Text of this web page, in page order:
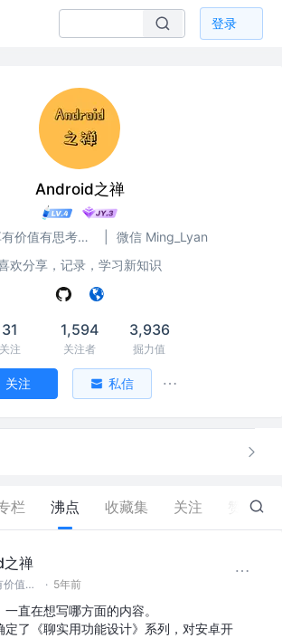
登录
Android之禅
和你分享有价值有思考的技术文章
微信 Ming_Lyan
欢分享，记录，学习新知识
31
关注
1,594
关注者
3,936
掘力值
关注 私信
栏 沸点 收藏集 关注 126
禅
和你分享有价值有思考的技术文章 @微信 Ming_Lyan · 5年前
直在想写哪方面的内容。
定了《聊实用功能设计》系列，对安卓开